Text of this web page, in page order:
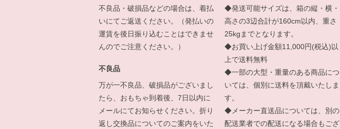
不良品・破損品などの場合は、着払
いにてご返送ください。（発払いの
運賃を後日振り込むことはできませ
んのでご注意ください。）
不良品
万が一不良品、破損品がございまし
たら、おもちゃ到着後、7日以内に
メールにてお知らせください。折り
返し交換品についてのご案内をいた
◆発送可能サイズは、箱の縦・横・
高さの3辺合計が160cm以内、重さ
25kgまでとなります。
◆お買い上げ金額11,000円(税込)以
上で送料無料
◆一部の大型・重量のある商品につ
いては、個別に送料を頂戴いたしま
す。
◆メーカー直送品については、別の
配送業者での配送になる場合もござ